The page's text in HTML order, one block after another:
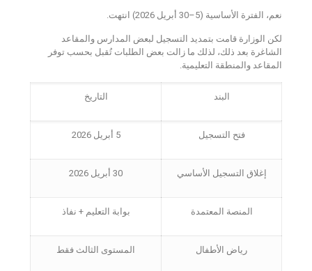
نعم، الفترة الأساسية (5–30 أبريل 2026) انتهت.
لكن الوزارة قامت بتمديد التسجيل لبعض المدارس والمقاعد
الشاغرة بعد ذلك، لذلك ما زالت بعض الطلبات تُقبل بحسب توفر
المقاعد والمنطقة التعليمية.
البند التاريخ
فتح التسجيل 5 أبريل 2026
إغلاق التسجيل الأساسي 30 أبريل 2026
المنصة المعتمدة بوابة التعليم + نفاذ
رياض الأطفال المستوى الثالث فقط